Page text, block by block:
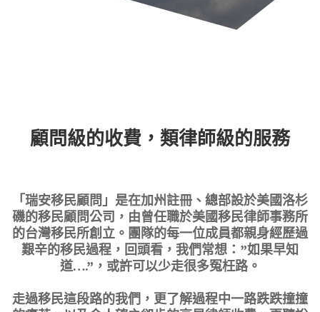
顧問級的收費，類律師級的服務
「瑞安移民顧問 」是在加州註冊、總部設於美國洛杉
磯的移民顧問公司，由曾任職於美國移民律師事務所
的台灣移民所創立。團隊的每一位成員都親身經歷過
艱辛的移民過程，回頭看，我們常想：”如果早知
道….”，或許可以少走很多冤枉路。
走過移民這段路的我們，更了解過程中一路跌跌撞撞